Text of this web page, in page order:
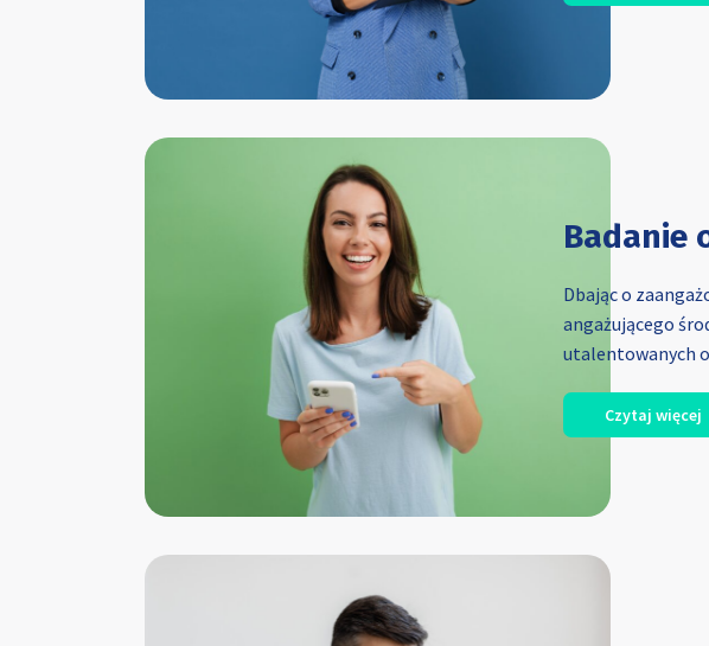
Badanie
Dbając o
angażującego
utalentowanych
Czytaj więcej